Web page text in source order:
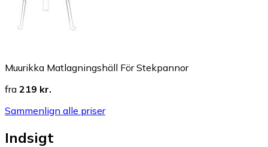
Muurikka Matlagningshäll För Stekpannor
fra 219 kr.
Sammenlign alle priser
Indsigt